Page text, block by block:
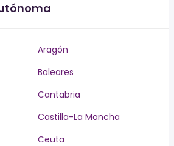
Aragón
Baleares
Cantabria
Castilla-La Mancha
Ceuta